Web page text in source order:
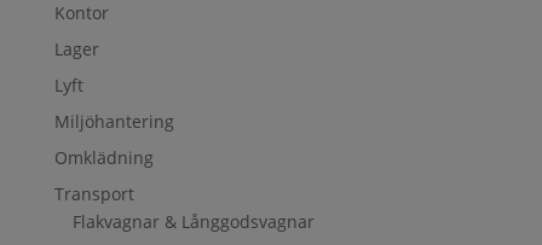
Kontor
Lager
Lyft
Miljöhantering
Omklädning
Transport
Flakvagnar & Långgodsvagnar